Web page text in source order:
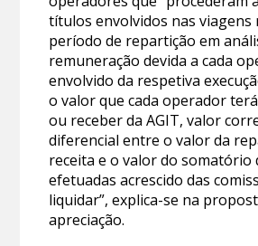
títulos envolvidos nas viagens
período de repartição em
remuneração devida a cada
envolvido da respetiva
o valor que cada operador
ou receber da AGIT, valor
diferencial entre o valor da
receita e o valor do somatório
efetuadas acrescido das
liquidar”, explica-se na
apreciação.